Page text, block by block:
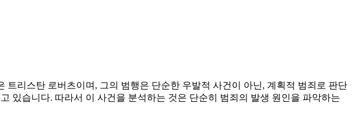
리스탄 로버츠이며, 그의 범행은 단순한 우발적 사건이 아닌, 계획적 범죄로 판단
있습니다. 따라서 이 사건을 분석하는 것은 단순히 범죄의 발생 원인을 파악하는